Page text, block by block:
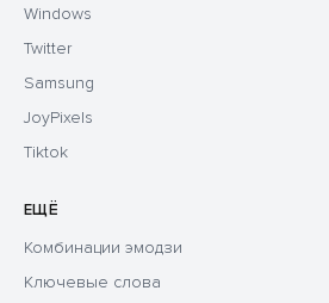
Windows
Twitter
Samsung
JoyPixels
Tiktok
ЕЩЁ
Комбинации эмодзи
Ключевые слова